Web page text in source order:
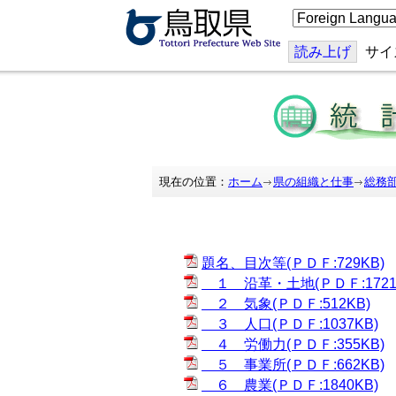
こ
の
ジ
を
訳
す
る
読み上げ サ
現在の位置： ホーム 県の組織と仕事 総務
題名、目次等(ＰＤＦ:729KB)
１ 沿革・土地(ＰＤＦ
２ 気象(ＰＤＦ:512KB)
３ 人口(ＰＤＦ:1037KB)
４ 労働力(ＰＤＦ:355KB)
５ 事業所(ＰＤＦ:662KB)
６ 農業(ＰＤＦ:1840KB)